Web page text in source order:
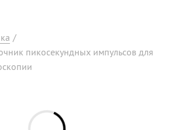
/
пикосекундных импульсов для